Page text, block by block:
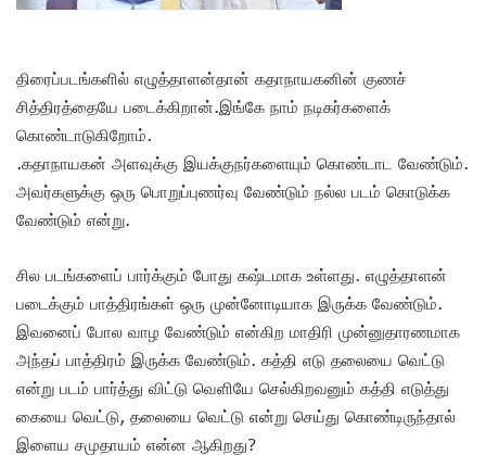
திரைப்படங்களில் எழுத்தாளன்தான் கதாநாயகனின் குணச்
சித்திரத்தையே படைக்கிறான்.இங்கே நாம் நடிகர்களைக்
கொண்டாடுகிறோம்.
.கதாநாயகன் அளவுக்கு இயக்குநர்களையும் கொண்டாட வேண்டும்.
அவர்களுக்கு ஒரு பொறுப்புணர்வு வேண்டும் நல்ல படம் கொடுக்க
வேண்டும் என்று.
சில படங்களைப் பார்க்கும் போது கஷ்டமாக உள்ளது. எழுத்தாளன்
படைக்கும் பாத்திரங்கள் ஒரு முன்னோடியாக இருக்க வேண்டும்.
இவனைப் போல வாழ வேண்டும் என்கிற மாதிரி முன்னுதாரணமாக
அந்தப் பாத்திரம் இருக்க வேண்டும். கத்தி எடு தலையை வெட்டு
என்று படம் பார்த்து விட்டு வெளியே செல்கிறவனும் கத்தி எடுத்து
கையை வெட்டு, தலையை வெட்டு என்று செய்து கொண்டிருந்தால்
இளைய சமுதாயம் என்ன ஆகிறது?